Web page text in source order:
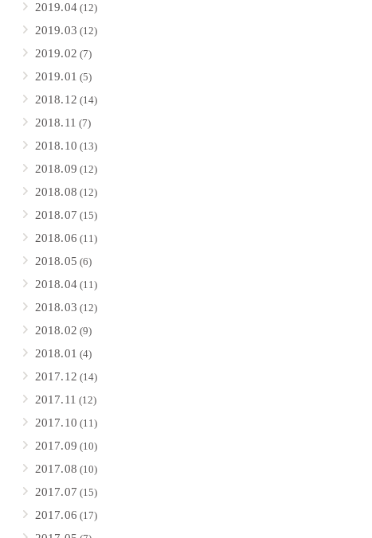
2019.04(12)
2019.03 (12)
2019.02 (7)
2019.01 (5)
2018.12 (14)
2018.11 (7)
2018.10 (13)
2018.09 (12)
2018.08 (12)
2018.07 (15)
2018.06 (11)
2018.05 (6)
2018.04(11)
2018.03 (12)
2018.02 (9)
2018.01 (4)
2017.12 (14)
2017.11 (12)
2017.10 (11)
2017.09 (10)
2017.08 (10)
2017.07 (15)
2017.06 (17)